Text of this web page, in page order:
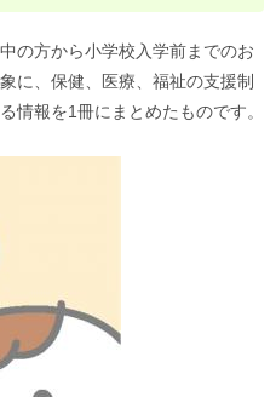
の方から小学校入学前までのお
に、保健、医療、福祉の支援制
情報を1冊にまとめたものです。